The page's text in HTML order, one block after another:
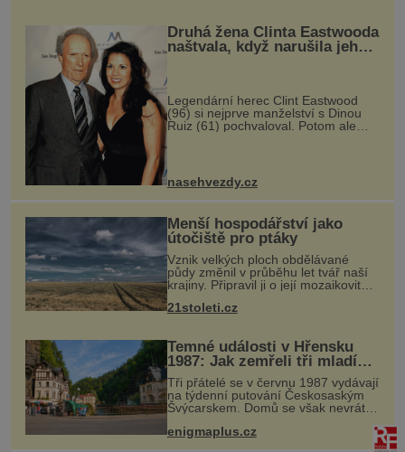
Druhá žena Clinta Eastwooda
naštvala, když narušila jeho
Legendární herec Clint Eastwood
(96) si nejprve manželství s Dinou
Ruiz (61) pochvaloval. Potom ale
Nestárnoucí hollywoodský herec a
nasehvezdy.cz
Menší hospodářství jako
útočiště pro ptáky
Vznik velkých ploch obdělávané
půdy změnil v průběhu let tvář naší
krajiny. Připravil ji o její mozaikovitost
a mnohé živočichy o útočiště, jež
nacházeli v remízkách, alejích či na
21stoleti.cz
Temné události v Hřensku
1987: Jak zemřeli tři mladí
trampové?
Tři přátelé se v červnu 1987 vydávají
na týdenní putování Českosaským
Švýcarskem. Domů se však nevrátí.
nepřístupných skalách u Hřenska
enigmaplus.cz